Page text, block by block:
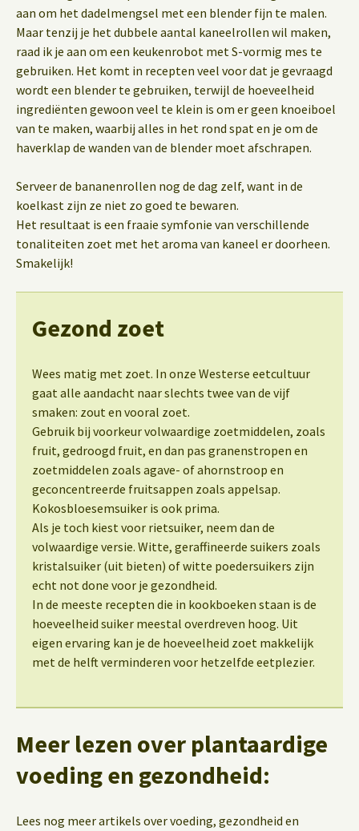
aan om het dadelmengsel met een blender fijn te malen.
Maar tenzij je het dubbele aantal kaneelrollen wil maken,
raad ik je aan om een keukenrobot met S-vormig mes te
gebruiken. Het komt in recepten veel voor dat je gevraagd
wordt een blender te gebruiken, terwijl de hoeveelheid
ingrediënten gewoon veel te klein is om er geen knoeiboel
van te maken, waarbij alles in het rond spat en je om de
haverklap de wanden van de blender moet afschrapen.
Serveer de bananenrollen nog de dag zelf, want in de
koelkast zijn ze niet zo goed te bewaren.
Het resultaat is een fraaie symfonie van verschillende
tonaliteiten zoet met het aroma van kaneel er doorheen.
Smakelijk!
Gezond zoet
Wees matig met zoet. In onze Westerse eetcultuur
gaat alle aandacht naar slechts twee van de vijf
smaken: zout en vooral zoet.
Gebruik bij voorkeur volwaardige zoetmiddelen, zoals
fruit, gedroogd fruit, en dan pas granenstropen en
zoetmiddelen zoals agave- of ahornstroop en
geconcentreerde fruitsappen zoals appelsap.
Kokosbloesemsuiker is ook prima.
Als je toch kiest voor rietsuiker, neem dan de
volwaardige versie. Witte, geraffineerde suikers zoals
kristalsuiker (uit bieten) of witte poedersuikers zijn
echt not done voor je gezondheid.
In de meeste recepten die in kookboeken staan is de
hoeveelheid suiker meestal overdreven hoog. Uit
eigen ervaring kan je de hoeveelheid zoet makkelijk
met de helft verminderen voor hetzelfde eetplezier.
Meer lezen over plantaardige
voeding en gezondheid:
Lees nog meer artikels over voeding, gezondheid en